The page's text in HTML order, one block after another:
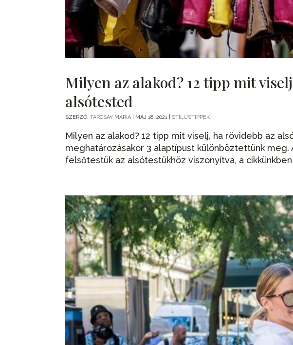
Milyen az alakod? 12 tipp mit
alsótested
SZERZŐ:TARCSAY MÁRIA MÁJ 18, 2021 STÍLUSTIPPEK
Milyen az alakod? 12 tipp mit viselj, ha rövidebb az
meghatározásakor 3 alaptípust különböztettünk meg.
felsőtestük az alsótestükhöz viszonyítva, a cikkünkben